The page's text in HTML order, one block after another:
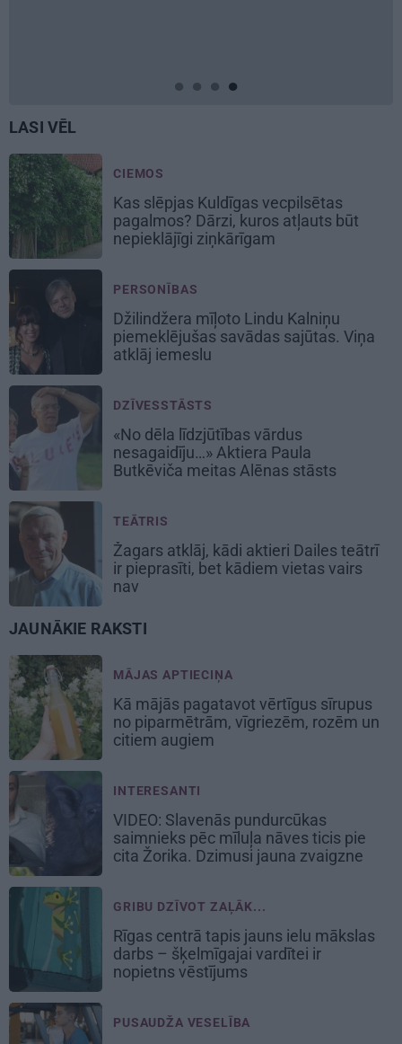
LASI VĒL
CIEMOS
Kas slēpjas Kuldīgas vecpilsētas
pagalmos? Dārzi, kuros atļauts būt
nepieklājīgi ziņkārīgam
PERSONĪBAS
Džilindžera mīļoto Lindu Kalniņu
piemeklējušas savādas sajūtas. Viņa
atklāj iemeslu
DZĪVESSTĀSTS
«No dēla līdzjūtības vārdus
nesagaidīju…» Aktiera Paula
Butkēviča meitas Alēnas stāsts
TEĀTRIS
Žagars atklāj, kādi aktieri Dailes teātrī
ir pieprasīti, bet kādiem vietas vairs
nav
JAUNĀKIE RAKSTI
MĀJAS APTIECIŅA
Kā mājās pagatavot vērtīgus sīrupus
no piparmētrām, vīgriezēm, rozēm un
citiem augiem
INTERESANTI
VIDEO: Slavenās pundurcūkas
saimnieks pēc mīluļa nāves ticis pie
cita Žorika. Dzimusi jauna zvaigzne
GRIBU DZĪVOT ZAĻĀK...
Rīgas centrā tapis jauns ielu mākslas
darbs – šķelmīgajai vardītei ir
nopietns vēstījums
PUSAUDŽA VESELĪBA